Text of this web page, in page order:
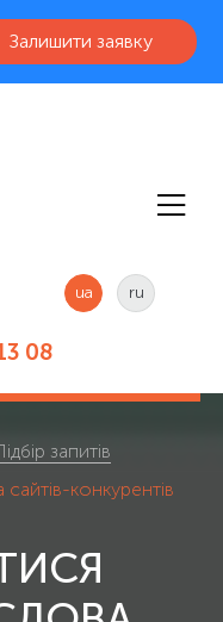
Залишити заявку
08
ua ru
запитів
конкурентів